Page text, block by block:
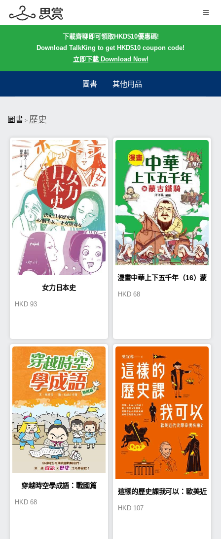
下載齊聊即可領取HKD$10優惠碼!
Download TalkKing to get HKD$10 coupon code!
立即下載 Download Now!
圖書 其他用品
圖書 > 歷史
女力日本史
HKD 93
漫畫中華上下五千年（16）蒙
HKD 68
穿越時空學成語：戰國篇
HKD 68
這樣的歷史課我可以：歐美近
HKD 107